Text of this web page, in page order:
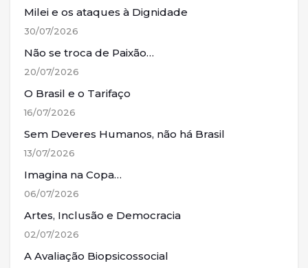
Milei e os ataques à Dignidade
30/07/2026
Não se troca de Paixão…
20/07/2026
O Brasil e o Tarifaço
16/07/2026
Sem Deveres Humanos, não há Brasil
13/07/2026
Imagina na Copa…
06/07/2026
Artes, Inclusão e Democracia
02/07/2026
A Avaliação Biopsicossocial